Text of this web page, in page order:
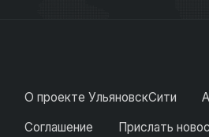
О проекте УльяновскСити
Соглашение
Прислать